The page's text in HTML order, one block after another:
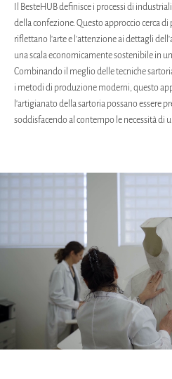
Il BesteHUB definisce i processi di
della confezione. Questo approccio cerca
riflettano l'arte e l'attenzione ai dettagli
una scala economicamente sostenibile in
Combinando il meglio delle tecniche
i metodi di produzione moderni, questo
l'artigianato della sartoria possano essere
soddisfacendo al contempo le necessità di